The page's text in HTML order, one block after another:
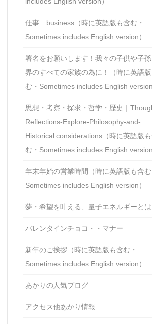
includes English version）
仕事 business（時に英語版も含む・
Sometimes includes English version）
署名をお願いします！我々の子供や子
界のすべての家族の為に！（時に英語版
む・Sometimes includes English version
思想・考察・探求・哲学・歴史｜
Reflections-Explore-Philosophy-and-
Historical considerations（時に英語版も
む・Sometimes includes English version
年末年始の営業時間（時に英語版も含む
Sometimes includes English version）
夢・希望を叶える、量子エネルギーとは
バレンタインチョコ・・マナー
新年のご挨拶（時に英語版も含む・
Sometimes includes English version）
あかりの人気ブログ
アクセス他あかり情報